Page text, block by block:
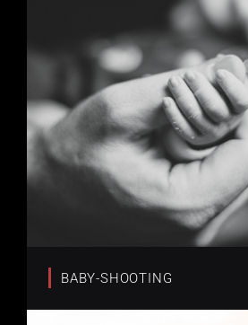
BABY-SHOOTING